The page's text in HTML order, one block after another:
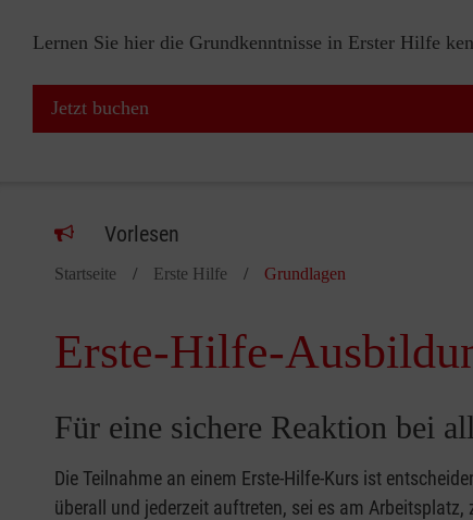
Lernen Sie hier die Grundkenntnisse in Erster Hilfe
Jetzt buchen
Vorlesen
Startseite Erste Hilfe Grundlagen
Erste-Hilfe-
Für eine sichere Reaktion bei
Die Teilnahme an einem Erste-Hilfe-Kurs ist
überall und jederzeit auftreten, sei es am